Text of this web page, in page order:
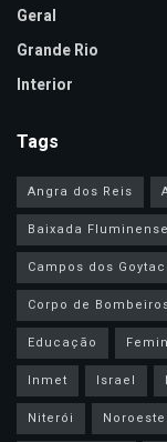
Geral
Grande Rio
Interior
Tags
Angra dos Reis
Baixada Fluminense
Campos dos
Corpo de
Educação
Inmet
Israel
Niterói